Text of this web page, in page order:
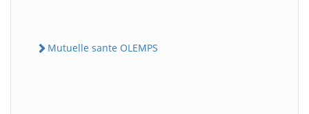
Mutuelle sante OLEMPS